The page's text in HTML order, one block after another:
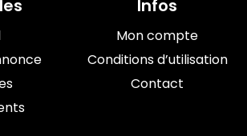
Infos
Mon compte
Conditions d’utilisation
Contact